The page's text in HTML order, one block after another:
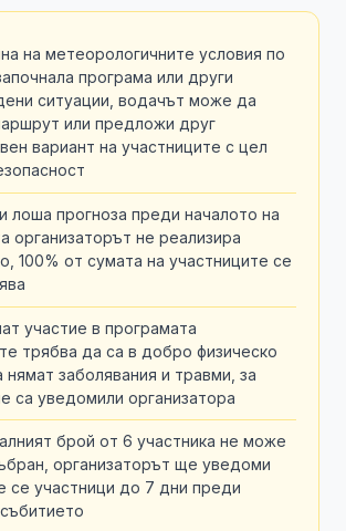
на метеорологичните условия по
програма или други
ситуации, водачът може да
или предложи друг
вариант на участниците с цел
лоша прогноза преди началото на
организаторът не реализира
100% от сумата на участниците се
участие в програмата
трябва да са в добро физическо
нямат заболявания и травми, за
са уведомили организатора
брой от 6 участника не може
организаторът ще уведоми
се участници до 7 дни преди